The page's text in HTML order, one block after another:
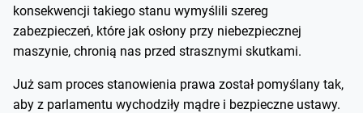
konsekwencji takiego stanu wymyślili szereg
zabezpieczeń, które jak osłony przy niebezpiecznej
maszynie, chronią nas przed strasznymi skutkami.
Już sam proces stanowienia prawa został pomyślany tak,
aby z parlamentu wychodziły mądre i bezpieczne ustawy.